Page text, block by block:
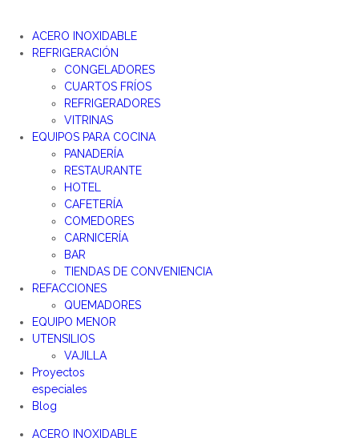
ACERO INOXIDABLE
REFRIGERACIÓN
CONGELADORES
CUARTOS FRÍOS
REFRIGERADORES
VITRINAS
EQUIPOS PARA COCINA
PANADERÍA
RESTAURANTE
HOTEL
CAFETERÍA
COMEDORES
CARNICERÍA
BAR
TIENDAS DE CONVENIENCIA
REFACCIONES
QUEMADORES
EQUIPO MENOR
UTENSILIOS
VAJILLA
Proyectos
especiales
Blog
ACERO INOXIDABLE